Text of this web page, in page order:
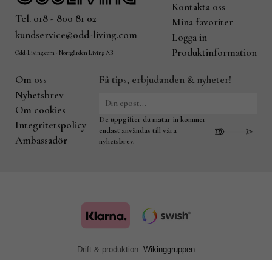
Tel. 018 - 800 81 02
kundservice@odd-living.com
Odd-Living.com - Norrgården Living AB
Kontakta oss
Mina favoriter
Logga in
Produktinformation
Om oss
Nyhetsbrev
Om cookies
Integritetspolicy
Ambassadör
Få tips, erbjudanden & nyheter!
De uppgifter du matar in kommer
endast användas till våra
nyhetsbrev.
Drift & produktion: Wikinggruppen